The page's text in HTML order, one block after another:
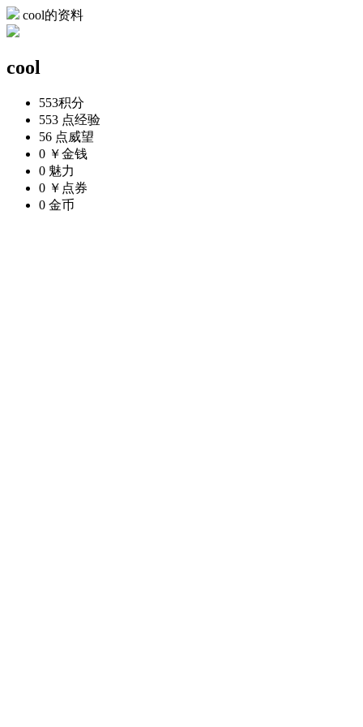
cool的资料
cool
553积分
553 点经验
56 点威望
0 ￥金钱
0 魅力
0 ￥ 点券
0 金币